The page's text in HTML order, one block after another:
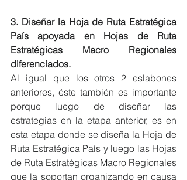
3. Diseñar la Hoja de Ruta Estratégica
País apoyada en Hojas de Ruta
Estratégicas Macro Regionales
diferenciados.
Al igual que los otros 2 eslabones
anteriores, éste también es importante
porque luego de diseñar las
estrategias en la etapa anterior, es en
esta etapa donde se diseña la Hoja de
Ruta Estratégica País y luego las Hojas
de Ruta Estratégicas Macro Regionales
que la soportan organizando en causa